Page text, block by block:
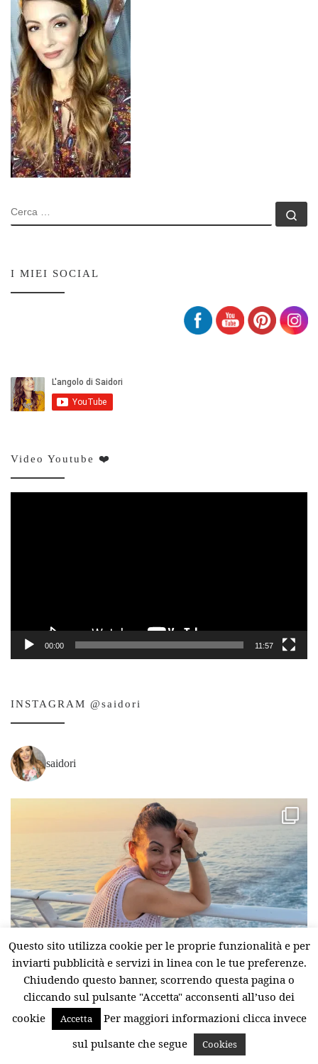
CERCA
I MIEI SOCIAL
Video Youtube ❤️
00:00 11:57
INSTAGRAM @saidori
saidori
Questo sito utilizza cookie per le proprie funzionalità e per
inviarti pubblicità e servizi in linea con le tue preferenze.
Chiudendo questo banner, scorrendo questa pagina o
cliccando sul pulsante "Accetta" acconsenti all’uso dei
cookie
Accetta
Per maggiori informazioni clicca invece
sul pulsante che segue
Cookies